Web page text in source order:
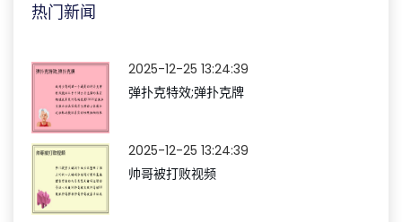
热门新闻
2025-12-25 13:24:39
弹扑克特效;弹扑克牌
2025-12-25 13:24:39
帅哥被打败视频